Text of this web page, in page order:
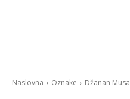
Naslovna Oznake Džanan Musa